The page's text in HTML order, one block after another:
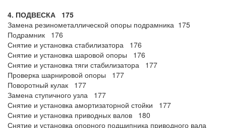
4. ПОДВЕСКА 175
Замена резинометаллической опоры подрамника 175
Подрамник 176
Снятие и установка стабилизатора 176
Снятие и установка шаровой опоры 176
Снятие и установка тяги стабилизатора 177
Проверка шарнировой опоры 177
Поворотный кулак 177
Замена ступичного узла 177
Снятие и установка амортизаторной стойки 177
Снятие и установка приводных валов 180
Снятие и установка опорного подшипника приводного вала